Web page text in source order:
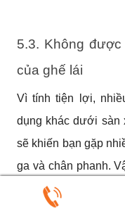
5.3. Không
của ghế lái
Vì tính tiện lợi,
dụng khác dưới sàn
sẽ khiến bạn gặp
ga và chân phanh.
trên xe, ranh giới